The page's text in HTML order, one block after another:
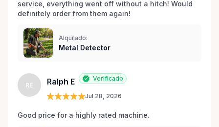
service, everything went off without a hitch! Would
definitely order from them again!
Alquilado:
Metal Detector
RE Ralph E Verificado
Jul 28, 2026
Good price for a highly rated machine.